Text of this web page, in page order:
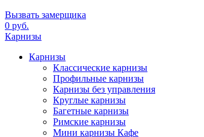
Вызвать замерщика
0 руб.
Карнизы
Карнизы
Классические карнизы
Профильные карнизы
Карнизы без управления
Круглые карнизы
Багетные карнизы
Римские карнизы
Мини карнизы Кафе